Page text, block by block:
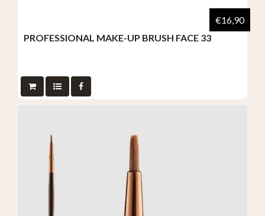
PROFESSIONAL MAKE-UP BRUSH FACE 33
€16,90